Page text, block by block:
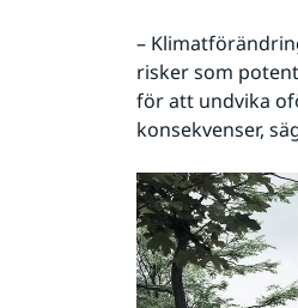
–
risker som
för att undvika
konsekvenser,